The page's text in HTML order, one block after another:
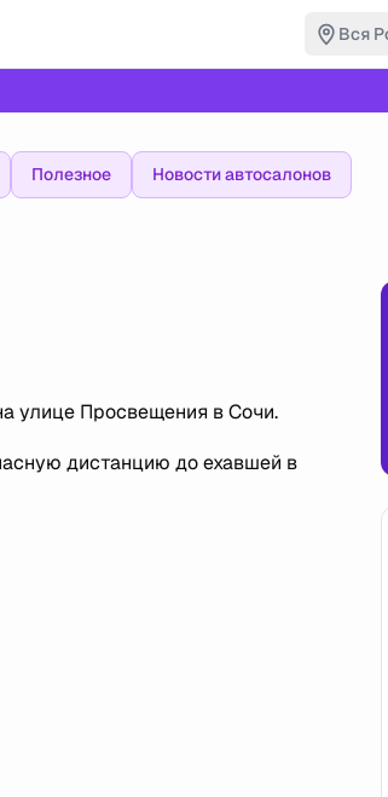
Вся
Полезное Новости автосалонов
улице Просвещения в Сочи.
дистанцию до ехавшей в